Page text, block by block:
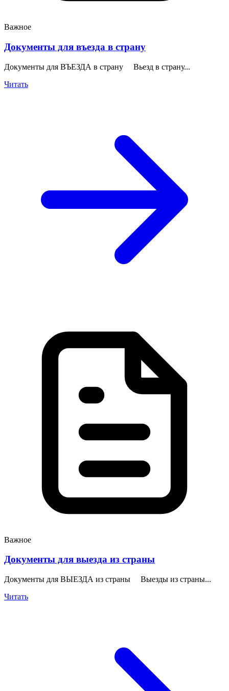
Важное
Документы для въезда в страну
Документы для ВЪЕЗДА в страну Вьезд в страну...
Читать
Важное
Документы для выезда из страны
Документы для ВЫЕЗДА из страны Выезды из страны...
Читать